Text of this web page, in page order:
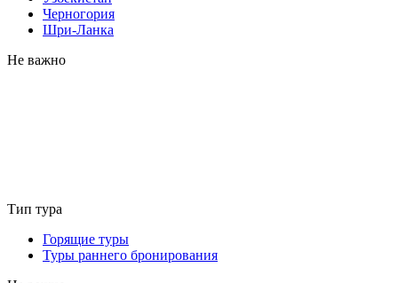
Черногория
Шри-Ланка
Не важно
Тип тура
Горящие туры
Туры раннего бронирования